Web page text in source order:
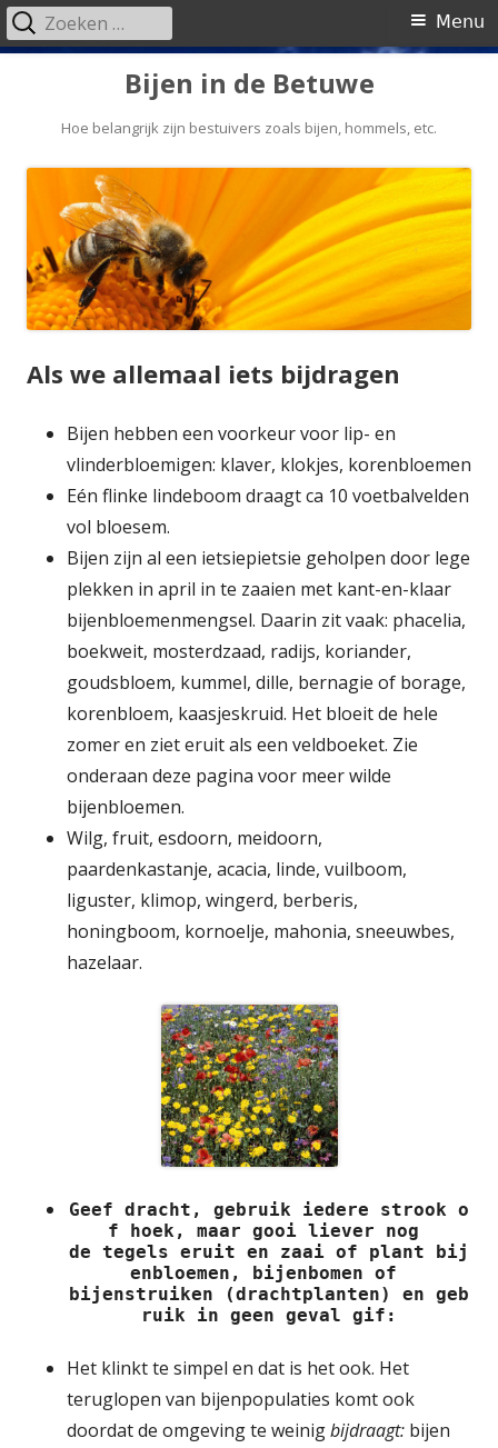
Bijen in de Betuwe
Hoe belangrijk zijn bestuivers zoals bijen, hommels, etc.
Primair
Menu
Zoeken
naar:
Als we allemaal iets bijdragen
Bijen hebben een voorkeur voor lip- en
vlinderbloemigen: klaver, klokjes, korenbloemen
Eén flinke lindeboom draagt ca 10 voetbalvelden
vol bloesem.
Bijen zijn al een ietsiepietsie geholpen door lege
plekken in april in te zaaien met kant-en-klaar
bijenbloemenmengsel. Daarin zit vaak: phacelia,
boekweit, mosterdzaad, radijs, koriander,
goudsbloem, kummel, dille, bernagie of borage,
korenbloem, kaasjeskruid. Het bloeit de hele
zomer en ziet eruit als een veldboeket. Zie
onderaan deze pagina voor meer wilde
bijenbloemen.
Wilg, fruit, esdoorn, meidoorn,
paardenkastanje, acacia, linde, vuilboom,
liguster, klimop, wingerd, berberis,
honingboom, kornoelje, mahonia, sneeuwbes,
hazelaar.
Geef dracht, gebruik iedere strook o
de tegels eruit en zaai of plant bij
bijenstruiken (drachtplanten) en geb
ruik in geen geval gif:
Het klinkt te simpel en dat is het ook. Het
teruglopen van bijenpopulaties komt ook
doordat de omgeving te weinigbijdraagt: bijen